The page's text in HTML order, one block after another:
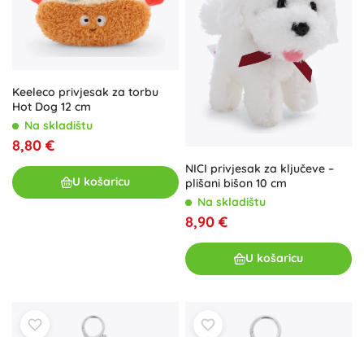
Keeleco privjesak za torbu
Hot Dog 12 cm
Na skladištu
8,80 €
U košaricu
NICI privjesak za ključeve –
plišani bišon 10 cm
Na skladištu
8,90 €
U košaricu